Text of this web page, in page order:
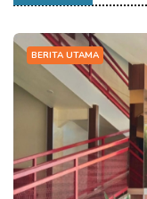
BERITA UTAMA